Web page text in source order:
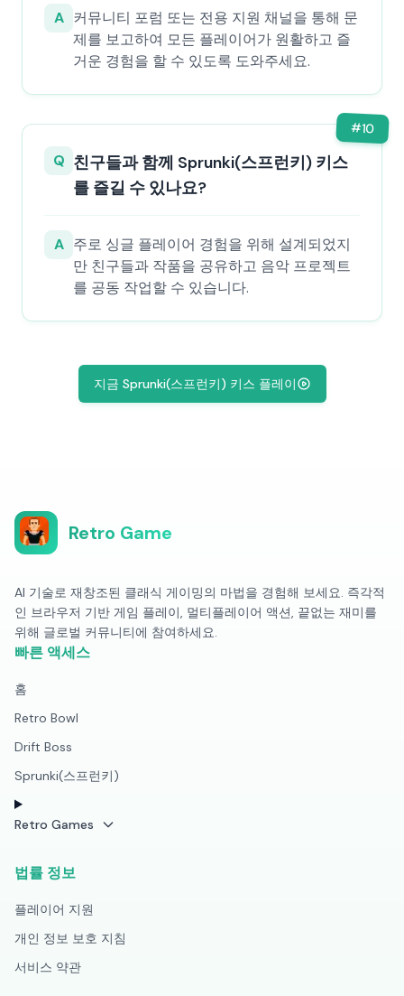
A 커뮤니티 포럼 또는 전용 지원 채널을 통해 문
제를 보고하여 모든 플레이어가 원활하고 즐
거운 경험을 할 수 있도록 도와주세요.
#10
Q 친구들과 함께 Sprunki(스프런키) 키스
를 즐길 수 있나요?
A 주로 싱글 플레이어 경험을 위해 설계되었지
만 친구들과 작품을 공유하고 음악 프로젝트
를 공동 작업할 수 있습니다.
지금 Sprunki(스프런키) 키스 플레이
Retro Game
AI 기술로 재창조된 클래식 게이밍의 마법을 경험해 보세요. 즉각적
인 브라우저 기반 게임 플레이, 멀티플레이어 액션, 끝없는 재미를
위해 글로벌 커뮤니티에 참여하세요.
빠른 액세스
홈
Retro Bowl
Drift Boss
Sprunki(스프런키)
Retro Games
법률 정보
플레이어 지원
개인 정보 보호 지침
서비스 약관